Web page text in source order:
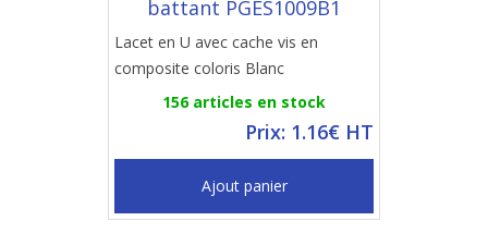
battant PGES1009B1
Lacet en U avec cache vis en
composite coloris Blanc
156 articles en stock
Prix: 1.16€ HT
Ajout panier